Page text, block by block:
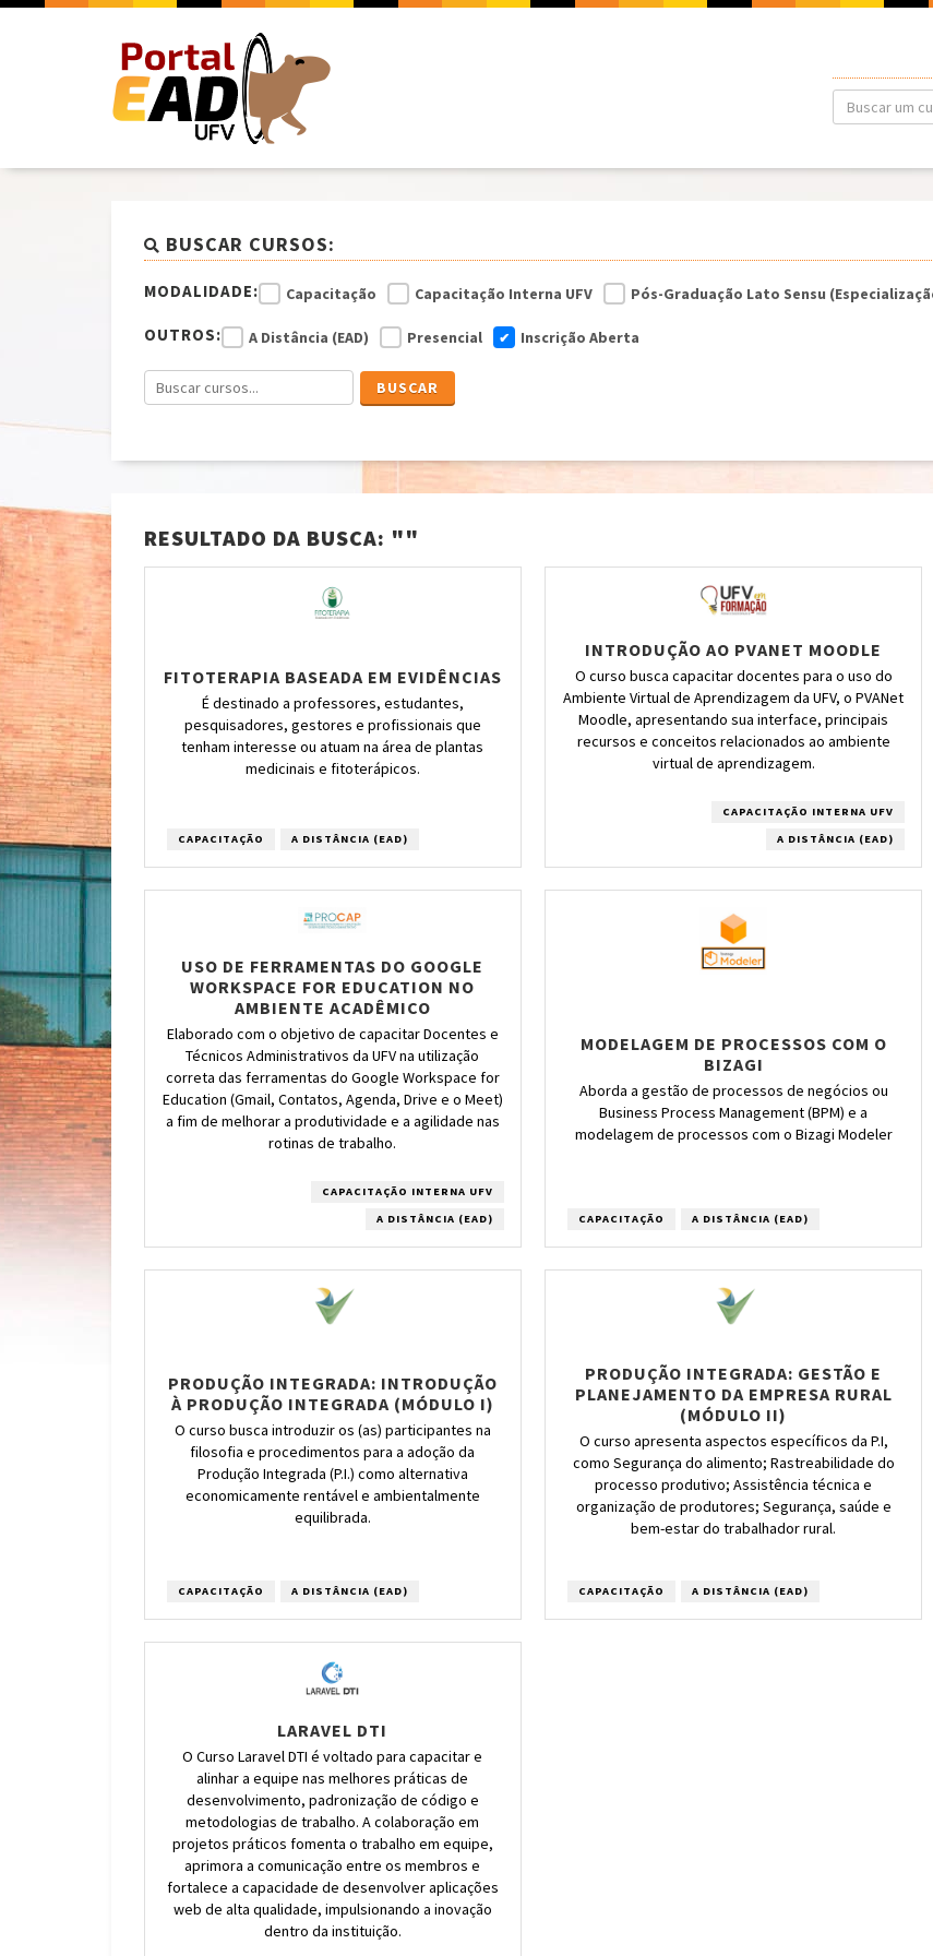
BUSCAR CURSOS:
MODALIDADE: Capacitação Capacitação Interna UFV Pós-Graduação Lato Sensu
OUTROS: A Distância (EAD) Presencial Inscrição Aberta
BUSCAR
RESULTADO DA BUSCA: ""
FITOTERAPIA BASEADA EM EVIDÊNCIAS
É destinado a professores, estudantes,
pesquisadores, gestores e profissionais que
tenham interesse ou atuam na área de plantas
medicinais e fitoterápicos.
CAPACITAÇÃO A DISTÂNCIA (EAD)
INTRODUÇÃO AO PVANET MOODLE
O curso busca capacitar docentes para o uso do
Ambiente Virtual de Aprendizagem da UFV, o PVANet
Moodle, apresentando sua interface, principais
recursos e conceitos relacionados ao ambiente
virtual de aprendizagem.
CAPACITAÇÃO INTERNA UFV
A DISTÂNCIA (EAD)
USO DE FERRAMENTAS DO GOOGLE
WORKSPACE FOR EDUCATION NO
AMBIENTE ACADÊMICO
Elaborado com o objetivo de capacitar Docentes e
Técnicos Administrativos da UFV na utilização
correta das ferramentas do Google Workspace for
Education (Gmail, Contatos, Agenda, Drive e o Meet)
a fim de melhorar a produtividade e a agilidade nas
rotinas de trabalho.
CAPACITAÇÃO INTERNA UFV
A DISTÂNCIA (EAD)
MODELAGEM DE PROCESSOS COM O
BIZAGI
Aborda a gestão de processos de negócios ou
Business Process Management (BPM) e a
modelagem de processos com o Bizagi Modeler
CAPACITAÇÃO A DISTÂNCIA (EAD)
PRODUÇÃO INTEGRADA: INTRODUÇÃO
À PRODUÇÃO INTEGRADA (MÓDULO I)
O curso busca introduzir os (as) participantes na
filosofia e procedimentos para a adoção da
Produção Integrada (P.I.) como alternativa
economicamente rentável e ambientalmente
equilibrada.
CAPACITAÇÃO A DISTÂNCIA (EAD)
PRODUÇÃO INTEGRADA: GESTÃO E
PLANEJAMENTO DA EMPRESA RURAL
(MÓDULO II)
O curso apresenta aspectos específicos da P.I,
como Segurança do alimento; Rastreabilidade do
processo produtivo; Assistência técnica e
organização de produtores; Segurança, saúde e
bem-estar do trabalhador rural.
CAPACITAÇÃO A DISTÂNCIA (EAD)
LARAVEL DTI
O Curso Laravel DTI é voltado para capacitar e
alinhar a equipe nas melhores práticas de
desenvolvimento, padronização de código e
metodologias de trabalho. A colaboração em
projetos práticos fomenta o trabalho em equipe,
aprimora a comunicação entre os membros e
fortalece a capacidade de desenvolver aplicações
web de alta qualidade, impulsionando a inovação
dentro da instituição.